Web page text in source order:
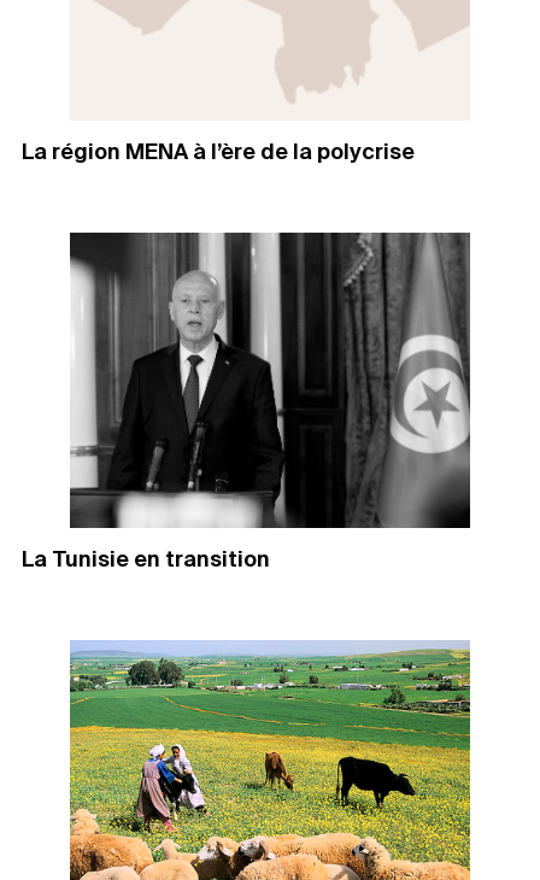
La région MENA à l’ère de la polycrise
La Tunisie en transition